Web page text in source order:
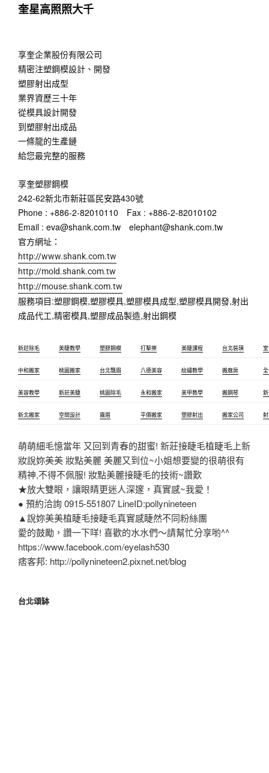
奎星高照照大千
享奎企業股份有限公司
精密注塑鋼模設計、開發
塑膠射出成型
業界資歷三十年
從模具設計開發
到塑膠射出成品
一條龍的生產鏈
給您最完整的服務
享奎塑膠鋼模
242-62新北市新莊區民安路430號
Phone : +886-2-82010110　Fax : +886-2-82010102
Email : eva@shank.com.tw　elephant@shank.com.tw
官方網址：
http://www.shank.com.tw
http://mold.shank.com.tw
http://mouse.shank.com.tw
服務項目:塑膠鋼模,塑膠模具,塑膠模具成型,塑膠模具開發,射出
成品代工,精密模具,塑膠成品製造,射出鋼模
新莊除毛 美睫教學 塑膠鋼模 打擊樂 美睫課程 台北裝璜
中和搬家 桃園搬家 台北飄眉 八德美容 紋繡教學 搬廠房
美容教學 新莊美睫 桃園除毛 永和搬家 美甲教學 搬鋼琴
新北搬家 空間設計 霧眉 平價搬家 塑膠射出 搬家公司
萌萌細毛憶當年 又回到青春的甜蜜! 新莊接睫毛植睫毛上新
妝說妳美美 妝點美麗 美麗又到位~小姐想要變的很萌很有
精神,不得不佩服! 妝點美麗接睫毛的技術~讚歎
★放大雙眼，讓眼睛更迷人深邃，真實感~我愛！
● 預約洽詢 0915-551807 LineID:pollynineteen
▲說妳美美植睫毛接睫毛真實感睫然不同粉絲團
愛的鼓勵，讚一下咩! 喜歡的水水們～請幫忙分享喲^^
https://www.facebook.com/eyelash530
痞客邦: http://pollynineteen2.pixnet.net/blog
台北頌缽